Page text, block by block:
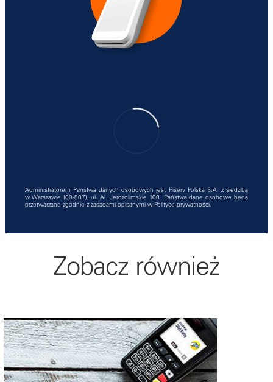
Administratorem Państwa danych osobowych jest Fiserv Polska S.A. z siedzibą
w Warszawie (00-807), ul. Al. Jerozolimskie 100. Państwa dane osobowe będą
przetwarzane zgodnie z zasadami opisanymi w Polityce prywatności.
Zobacz również